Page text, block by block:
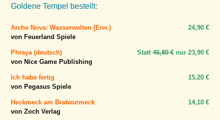
Goldene Tempel bestellt:
Arche Nova: Wasserwelten (Erw.)
von Feuerland Spiele
24,90 €
Phraya (deutsch)
von Nice Game Publishing
Statt46,80 €nur 23,90 €
Ich habe fertig
von Pegasus Spiele
15,20 €
Heckmeck am Bratwurmeck
von Zoch Verlag
14,10 €